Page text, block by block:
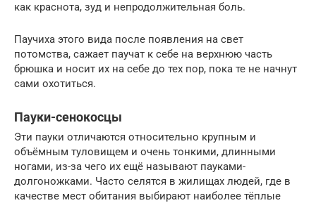
как краснота, зуд и непродолжительная боль.
Паучиха этого вида после появления на свет
потомства, сажает паучат к себе на верхнюю часть
брюшка и носит их на себе до тех пор, пока те не начнут
сами охотиться.
Пауки-сенокосцы
Эти пауки отличаются относительно крупным и
объёмным туловищем и очень тонкими, длинными
ногами, из-за чего их ещё называют пауками-
долгоножками. Часто селятся в жилищах людей, где в
качестве мест обитания выбирают наиболее тёплые